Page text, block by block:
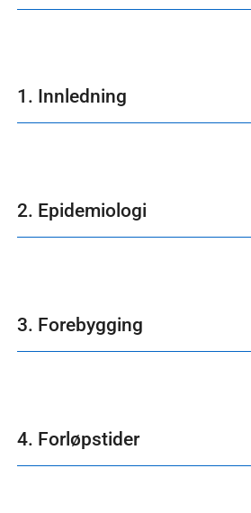
1. Innledning
2. Epidemiologi
3. Forebygging
4. Forløpstider